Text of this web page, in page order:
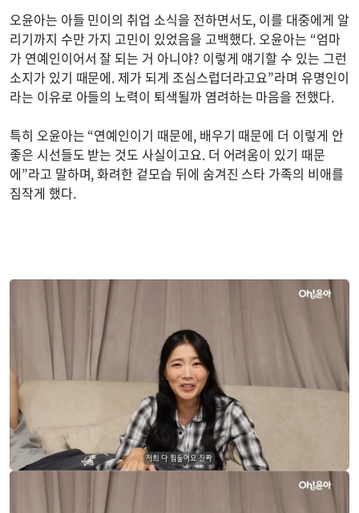
오윤아는 아들 민이의 취업 소식을 전하면서도, 이를 대중에게 알
리기까지 수만 가지 고민이 있었음을 고백했다. 오윤아는 “엄마
가 연예인이어서 잘 되는 거 아니야? 이렇게 얘기할 수 있는 그런
소지가 있기 때문에. 제가 되게 조심스럽더라고요”라며 유명인이
라는 이유로 아들의 노력이 퇴색될까 염려하는 마음을 전했다.
특히 오윤아는 “연예인이기 때문에, 배우기 때문에 더 이렇게 안
좋은 시선들도 받는 것도 사실이고요. 더 어려움이 있기 때문
에”라고 말하며, 화려한 겉모습 뒤에 숨겨진 스타 가족의 비애를
짐작게 했다.